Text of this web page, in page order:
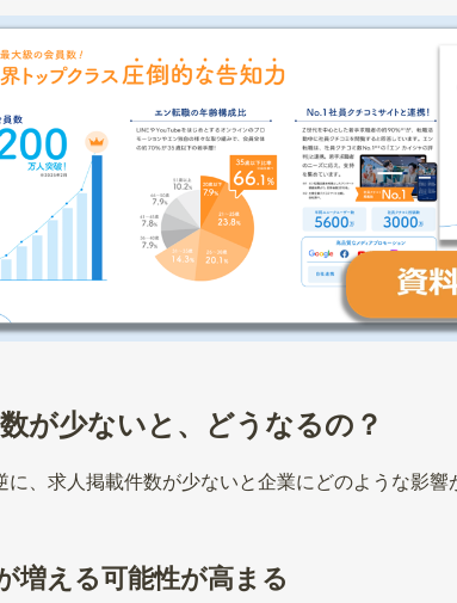
が少ないと、どうなるの？
に、求人掲載件数が少ないと企業にどのような影響
増える可能性が高まる